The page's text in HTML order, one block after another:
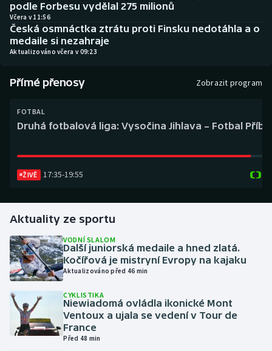
Boby a skeleton
Box
Curling
Gymnastika
Házená
Jezdectví
Judo
Krasobruslení
AZ kvíz
podle Forbesu vydělal 275 milionů
Včera v 11:56
Česká osmnáctka ztrátu proti Finsku nedotáhla a o
medaile si nezahraje
Aktualizováno včera v 09:23
Přímé přenosy Zobrazit program
FOTBAL
Druhá fotbalová liga: Vysočina Jihlava – Fotbal
ŽIVĚ 17:35-19:55
Aktuality ze sportu
VODNÍ SLALOM
Další juniorská medaile a hned zlatá.
Kočířová je mistryní Evropy na kajaku
Aktualizováno před 46 min
CYKLISTIKA
Niewiadomá ovládla ikonické Mont
Ventoux a ujala se vedení v Tour de
France
Před 48 min